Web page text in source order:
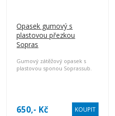
Opasek gumový s
plastovou přezkou
Sopras
Gumový zátěžový opasek s
plastovou sponou Soprassub.
650,- Kč KOUPIT